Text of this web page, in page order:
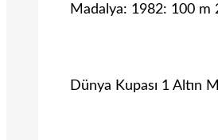
Madalya: 1982: 100
Dünya Kupası 1 Altın